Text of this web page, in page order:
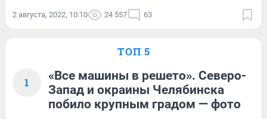
2 августа, 2022, 10:10 24 557 63
ТОП 5
1
«Все машины в решето». Северо-
Запад и окраины Челябинска
побило крупным градом — фото